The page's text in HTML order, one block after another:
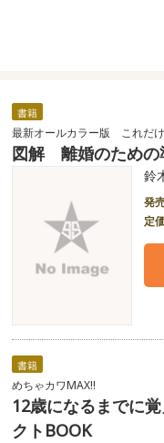
書籍
最新オールカラー版 これだ
図解 離婚のため
鈴
発
定
書籍
めちゃカワMAX!!
12歳になるまでに
クトBOOK